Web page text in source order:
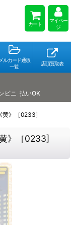
カート
マイペー
ジ
メルカード通販
一覧
店頭買取表
ビニ 払いOK
黄》［0233]
》［0233]